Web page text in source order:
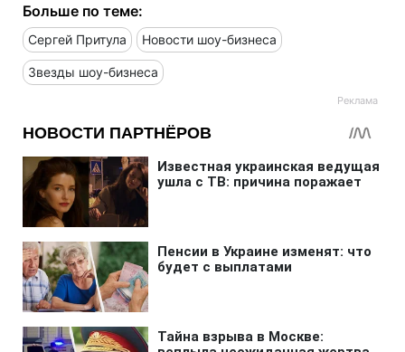
Больше по теме:
Сергей Притула Новости шоу-бизнеса
Звезды шоу-бизнеса